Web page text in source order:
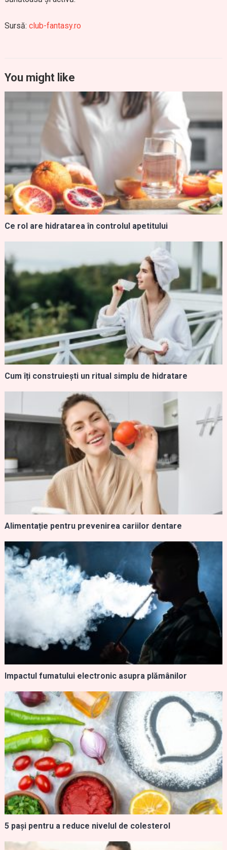
Sursă: club-fantasy.ro
You might like
Ce rol are hidratarea în controlul apetitului
Cum îți construiești un ritual simplu de hidratare
Alimentație pentru prevenirea cariilor dentare
Impactul fumatului electronic asupra plămânilor
5 pași pentru a reduce nivelul de colesterol